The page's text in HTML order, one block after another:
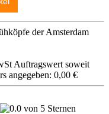
der Amsterdam
Auftragswert soweit
angegeben: 0,00 €